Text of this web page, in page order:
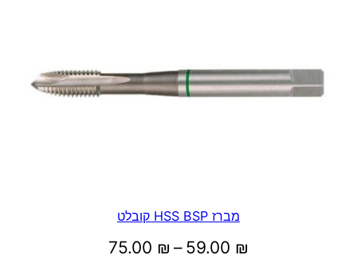
מברז HSS BSP קובלט
59.00 ₪
–
75.00 ₪